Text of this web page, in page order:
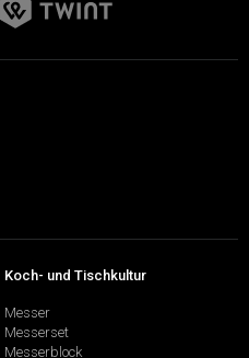
Koch- und Tischkultur
Messer
Messerset
Messerblock